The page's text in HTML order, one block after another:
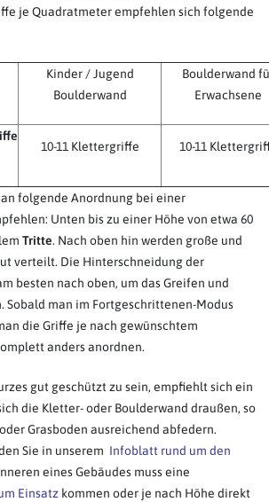
je Quadratmeter empfehlen sich folgende
Kinder / Jugend
Boulderwand
Boulderwand
Erwachsene
10-11 Klettergriffe 10-11
folgende Anordnung bei einer
Unten bis zu einer Höhe von etwa 60
Tritte. Nach oben hin werden große und
verteilt. Die Hinterschneidung der
besten nach oben, um das Greifen und
Sobald man im Fortgeschrittenen-Modus
die Griffe je nach gewünschtem
anders anordnen.
gut geschützt zu sein, empfiehlt sich ein
die Kletter- oder Boulderwand draußen, so
Grasboden ausreichend abfedern.
Sie in unserem Infoblatt rund um den
eines Gebäudes muss eine
Einsatz kommen oder je nach Höhe direkt